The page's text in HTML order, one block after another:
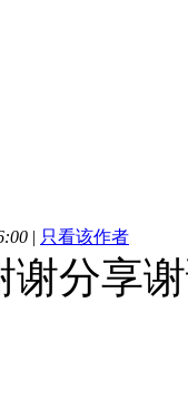
| 只看该作者
谢分享